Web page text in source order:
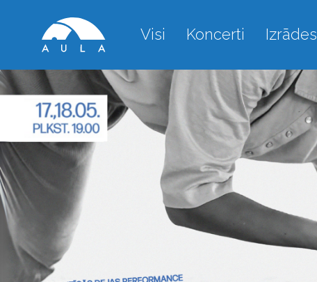
Visi Koncerti Izrādes